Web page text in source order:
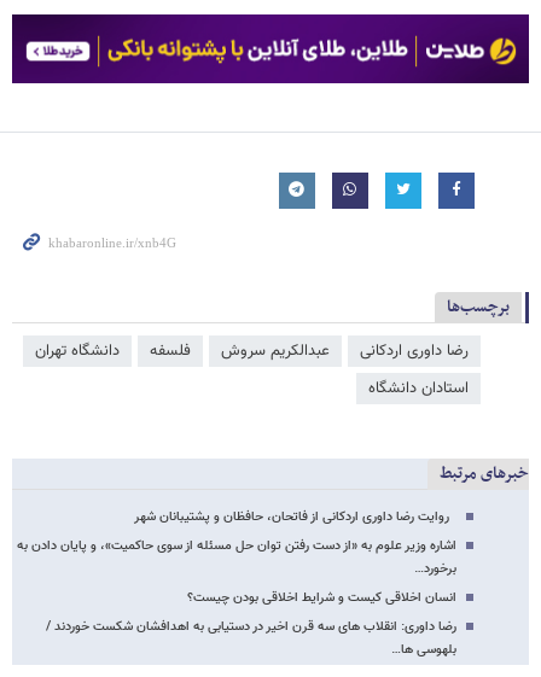
برچسب‌ها
رضا داوری اردکانی عبدالکریم سروش فلسفه
دانشگاه تهران
استادان دانشگاه
خبرهای مرتبط
روایت رضا داوری اردکانی از فاتحان، حافظان و پشتیبانان شهر
اشاره وزیر علوم به «از دست رفتن توان حل مسئله از سوی حاکمیت»، و پایان دادن به
برخورد…
انسان اخلاقی کیست و شرایط اخلاقی بودن چیست؟
رضا داوری: انقلاب های سه قرن اخیر در دستیابی به اهدافشان شکست خوردند /
بلهوسی ها…